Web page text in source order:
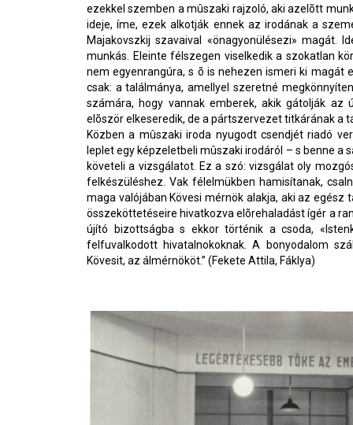
ezekkel szemben a mûszaki rajzoló, aki azelõtt
ideje, íme, ezek alkotják ennek az irodának a
Majakovszkij szavaival «önagyonülésezi» magát.
munkás. Eleinte félszegen viselkedik a szokatlan
nem egyenrangúra, s õ is nehezen ismeri ki magát
csak: a találmánya, amellyel szeretné
számára, hogy vannak emberek, akik gátolják az
elõször elkeseredik, de a pártszervezet titkárának a
Közben a mûszaki iroda nyugodt csendjét riadó
leplet egy képzeletbeli mûszaki irodáról – s benne a
követeli a vizsgálatot. Ez a szó: vizsgálat oly
felkészüléshez. Vak félelmükben hamisítanak,
maga valójában Kövesi mérnök alakja, aki az
összeköttetéseire hivatkozva elõrehaladást ígér a
újító bizottságba s ekkor történik a csoda,
felfuvalkodott hivatalnokoknak. A bonyodalom
Kövesit, az álmérnököt.” (Fekete Attila, Fáklya)